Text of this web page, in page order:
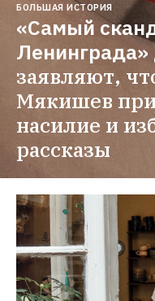
БОЛЬШАЯ ИСТОРИЯ
«Самый
Ленинграда»
заявляют,
Мякишев
насилие и
рассказы